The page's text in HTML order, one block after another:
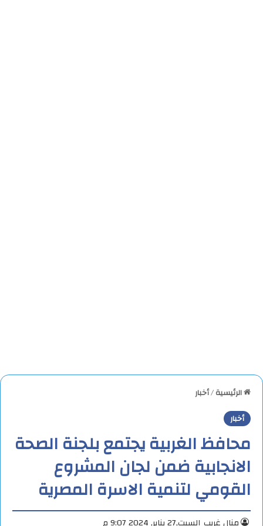
الرئيسية/أخبار
أخبار
محافظ الغربية يجتمع بلجنة الصحة
الانجابية ضمن لجان المشروع
القومي لتنمية الاسرة المصرية